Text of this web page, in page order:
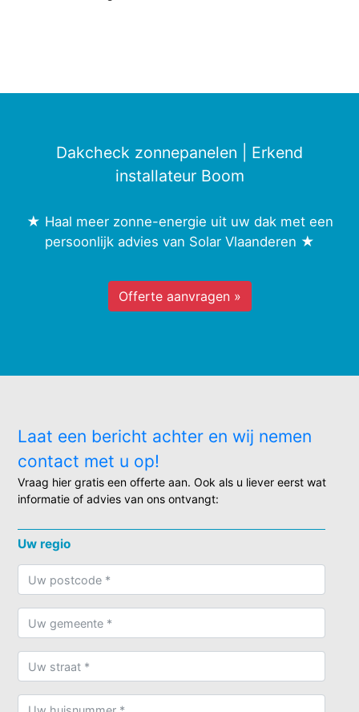
Dakcheck zonnepanelen | Erkend
installateur Boom
★ Haal meer zonne-energie uit uw dak met een
persoonlijk advies van Solar Vlaanderen ★
Offerte aanvragen »
Laat een bericht achter en wij nemen
contact met u op!
Vraag hier gratis een offerte aan. Ook als u liever eerst wat
informatie of advies van ons ontvangt:
Uw regio